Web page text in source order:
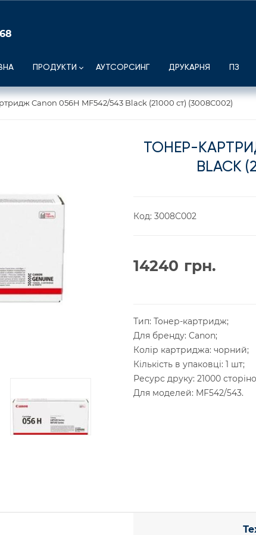
ПРОДУКТИ АУТСОРСИНГ ДРУКАРНЯ ПЗ
Canon 056H MF542/543 Black (21000 ст) (3008C002)
ТОНЕР-
BLACK
Код: 3008C002
14240 грн.
Тип: Тонер-картридж;
Для бренду: Canon;
Колір картриджа: чорний;
Кількість в упаковці: 1 шт;
Ресурс друку: 21000
Для моделей: MF542/543.